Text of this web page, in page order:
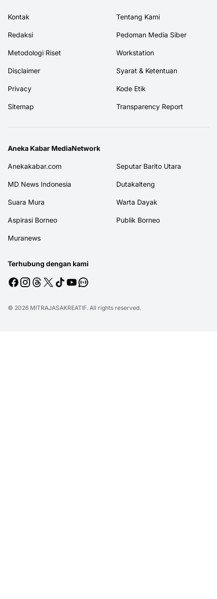
Kontak Tentang Kami
Redaksi Pedoman Media Siber
Metodologi Riset Workstation
Disclaimer Syarat & Ketentuan
Privacy Kode Etik
Sitemap Transparency Report
Aneka Kabar MediaNetwork
Anekakabar.com Seputar Barito Utara
MD News Indonesia Dutakalteng
Suara Mura Warta Dayak
Aspirasi Borneo Publik Borneo
Muranews
Terhubung dengan kami
© 2026 MITRAJASAKREATIF. All rights reserved.